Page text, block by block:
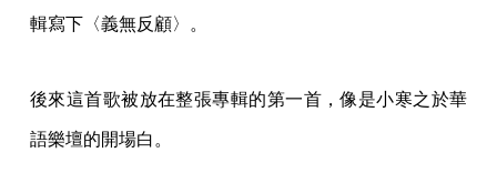
輯寫下〈義無反顧〉。
後來這首歌被放在整張專輯的第一首，像是小寒之於華
語樂壇的開場白。